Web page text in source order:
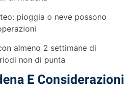
pioggia o neve possono
almeno 2 settimane di
non di punta
E Considerazioni